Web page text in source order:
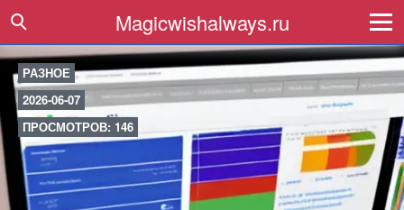
Magicwishalways.ru
РАЗНОЕ
2026-06-07
ПРОСМОТРОВ: 146